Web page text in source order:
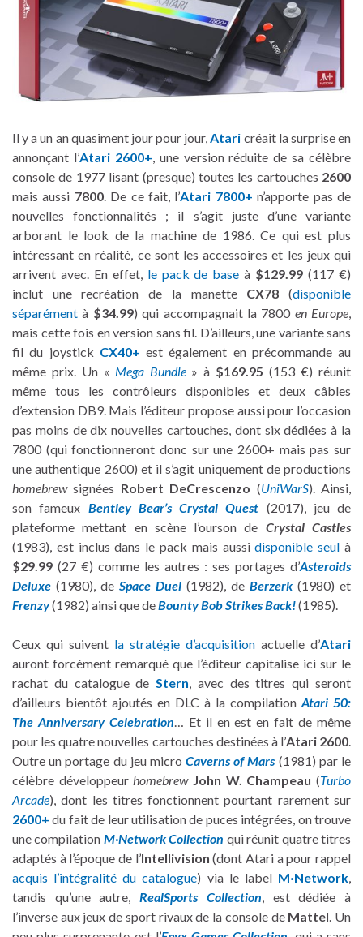
Il y a un an quasiment jour pour jour,Atari créait la surprise en
annonçant l’Atari 2600+, une version réduite de sa célèbre
console de 1977 lisant (presque) toutes les cartouches 2600
mais aussi 7800. De ce fait, l’Atari 7800+ n’apporte pas de
nouvelles fonctionnalités ; il s’agit juste d’une variante
arborant le look de la machine de 1986. Ce qui est plus
intéressant en réalité, ce sont les accessoires et les jeux qui
arrivent avec. En effet, le pack de base à $129.99 (117 €)
inclut une recréation de la manette CX78 (disponible
séparément à $34.99) qui accompagnait la 7800 en Europe,
mais cette fois en version sans fil. D’ailleurs, une variante sans
fil du joystick CX40+ est également en précommande au
même prix. Un « Mega Bundle» à $169.95 (153 €) réunit
même tous les contrôleurs disponibles et deux câbles
d’extension DB9. Mais l’éditeur propose aussi pour l’occasion
pas moins de dix nouvelles cartouches, dont six dédiées à la
7800 (qui fonctionneront donc sur une 2600+ mais pas sur
une authentique 2600) et il s’agit uniquement de productions
homebrewsignées Robert DeCrescenzo (UniWarS). Ainsi,
son fameux Bentley Bear’s Crystal Quest (2017), jeu de
plateforme mettant en scène l’ourson de Crystal Castles
(1983), est inclus dans le pack mais aussidisponible seul à
$29.99 (27 €) comme les autres : ses portages d’Asteroids
Deluxe (1980), de Space Duel (1982), de Berzerk(1980) et
Frenzy(1982) ainsi que deBounty Bob Strikes Back!(1985).
Ceux qui suivent la stratégie d’acquisition actuelle d’Atari
auront forcément remarqué que l’éditeur capitalise ici sur le
rachat du catalogue deStern, avec des titres qui seront
d’ailleurs bientôt ajoutés en DLC à la compilation Atari 50:
The Anniversary Celebration… Et il en est en fait de même
pour les quatre nouvelles cartouches destinées à l’Atari 2600.
Outre un portage du jeu microCaverns of Mars (1981) par le
célèbre développeurhomebrew John W. Champeau (Turbo
Arcade), dont les titres fonctionnent pourtant rarement sur
2600+ du fait de leur utilisation de puces intégrées, on trouve
une compilation M·Network Collection qui réunit quatre titres
adaptés à l’époque de l’Intellivision (dont Atari a pour rappel
acquis l’intégralité du catalogue) via le label M·Network,
tandis qu’une autre,RealSports Collection, est dédiée à
l’inverse aux jeux de sport rivaux de la console de Mattel. Un